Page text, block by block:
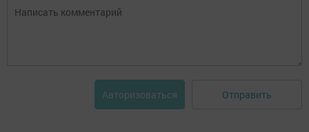
Авторизоваться Отправить